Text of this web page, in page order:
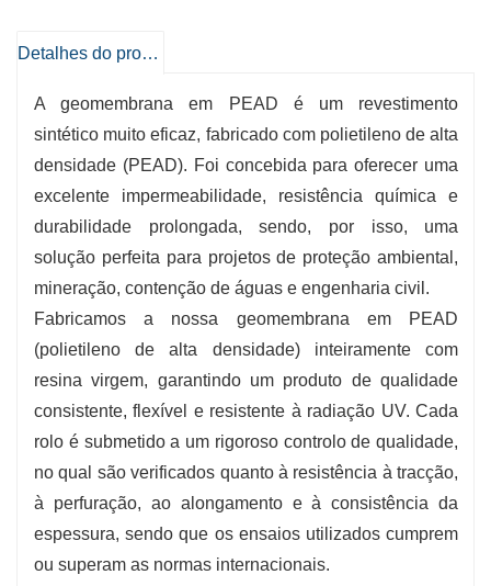
garante espessura, resistência e fiabilidade.
3,0 mm (8 mils a 120 mils), adaptando-se às
diferentes necessidades do projeto.
- Largura e comprimento:Rolos standard com
até 10 m de largura e vários comprimentos para
facilitar a instalação.
- Intervalo de temperatura:Pode ser utilizado
numa ampla gama de temperaturas (de -60°C a
- Reuniões:
Em conformidade com os requisitos
de desempenho e respeito pelo ambiente das
normas internacionais para geomembranas.
- Vantagens da instalação: Por ser leve,
flexível e fácil de soldar no local, minimiza o
trabalho e o tempo de instalação.
Detalhes do produto
A geomembrana em PEAD é um revestimento
sintético muito eficaz, fabricado com polietileno de alta
densidade (PEAD). Foi concebida para oferecer uma
excelente impermeabilidade, resistência química e
durabilidade prolongada, sendo, por isso, uma
solução perfeita para projetos de proteção ambiental,
mineração, contenção de águas e engenharia civil.
Fabricamos a nossa geomembrana em PEAD
(polietileno de alta densidade) inteiramente com
resina virgem, garantindo um produto de qualidade
consistente, flexível e resistente à radiação UV. Cada
rolo é submetido a um rigoroso controlo de qualidade,
no qual são verificados quanto à resistência à tracção,
à perfuração, ao alongamento e à consistência da
espessura, sendo que os ensaios utilizados cumprem
ou superam as normas internacionais.